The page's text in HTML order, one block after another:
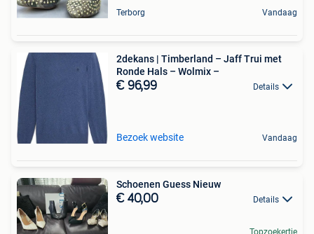
Terborg Vandaag
2dekans | Timberland – Jaff Trui met
Ronde Hals – Wolmix –
€ 96,99 Details
Bezoek website Vandaag
Schoenen Guess Nieuw
€ 40,00 Details